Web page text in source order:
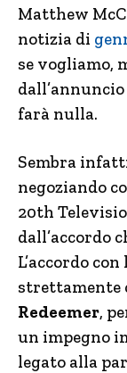
Matthew
notizia di
se vogliamo,
dall’annuncio
farà nulla.
Sembra
negoziando
20th
dall’accordo
L’accordo
strettamente
Redeemer,
un impegno
legato alla